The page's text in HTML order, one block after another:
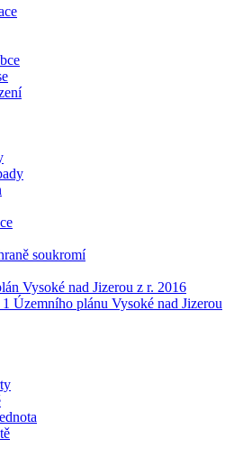
soukromí
Vysoké nad Jizerou z r. 2016
1 Územního plánu Vysoké nad Jizerou